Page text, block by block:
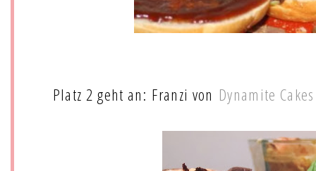
Platz 2 geht an: Franzi von Dynamite Cakes